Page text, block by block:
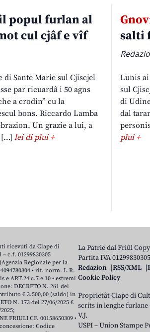
popul furlan al
cul cjâf e vîf
di Sante Marie sul Cjiscjel
par ricuardâ i 50 agns
a crodin” cu la
bons. Riccardo Lamba
Un grazie a lui, a
[…] lei di plui +
salti
Lunis ai
sul
di
dal
plui +
La Patrie dal Friûl
Partita IVA 01299830305
Redazion
RSS/XML
Cookie Policy
Proprietât Clape di
scrits in lenghe furlane
V.J.
USPI – Union Stampe
ricevuti da Clape di
c.f. 01299830305
Regionale per la
• rif. norm. L.R.
e ART.24 c.7 e 10 • estremi
DECRETO N. 261 del
€ 3.500,00 (saldo) in
N. 173 del 27/06/2025 €
FRIULI CF. 00158650309 •
Codice